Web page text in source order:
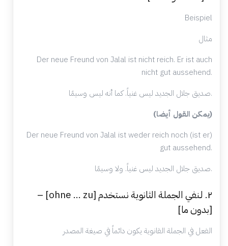
Beispiel
مثال
Der neue Freund von Jalal ist nicht reich. Er ist auch
nicht gut aussehend.
صديق جلال الجديد ليس غنياً. كما أنه ليس وسيمًا.
(يمكن القول أيضا)
Der neue Freund von Jalal ist weder reich noch (ist er)
gut aussehend.
صديق جلال الجديد ليس غنياً. ولا وسيمًا.
٢. لـنفي الجملة الثانوية نستخدم [ohne … zu] –
[بدون ما]
الفعل في الجملة القانوية يكون دائماً في صيغة المصدر